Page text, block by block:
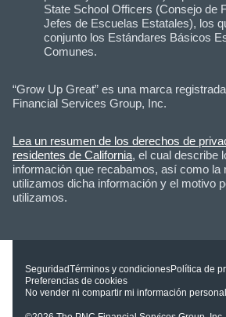
State School Officers (Consejo de
Jefes de Escuelas Estatales), los
conjunto los Estándares Básicos
Comunes.
“Grow Up Great” es una marca
Financial Services Group, Inc.
Lea un resumen de los derechos de
residentes de California, el cual describe
información que recabamos, así como la
utilizamos dicha información y el motivo
utilizamos.
SeguridadTérminos y condicionesPolítica de
Preferencias de cookies
No vender ni compartir mi información personal